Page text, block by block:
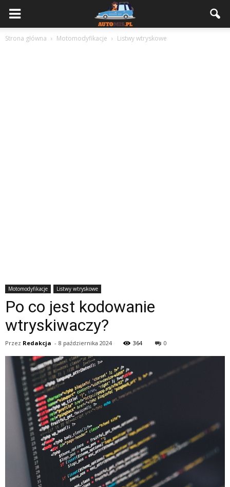
Strona główna Motomodyfikacje Listwy wtryskowe
Motomodyfikacje Listwy wtryskowe
Po co jest kodowanie
wtryskiwaczy?
Przez Redakcja - 8 października 2024 364 0